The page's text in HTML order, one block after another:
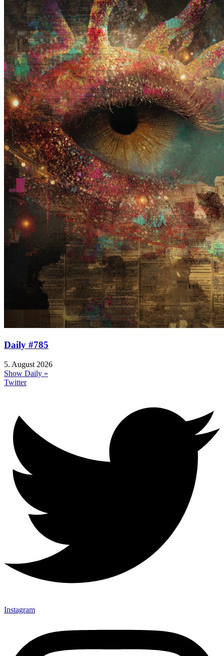
Daily #785
5. August 2026
Show Daily »
Twitter
Instagram